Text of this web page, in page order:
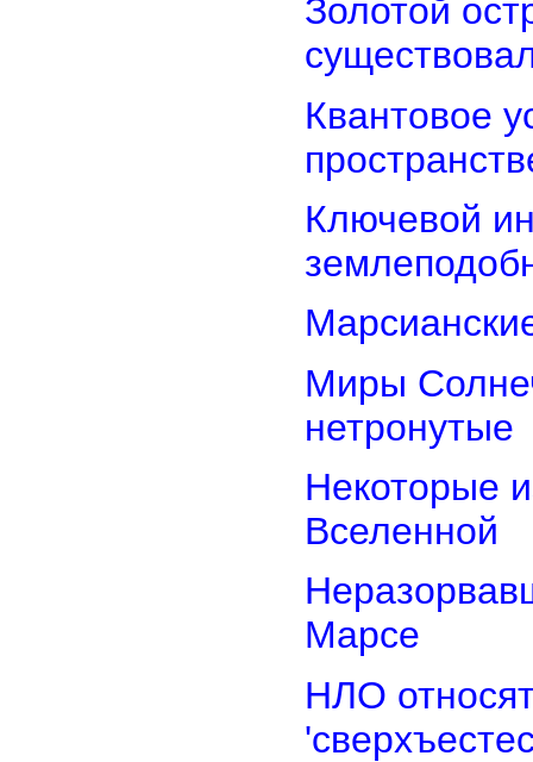
Золотой
Квантовое
Ключевой
Миры
нетронутые
Некоторые
Вселенной
Марсе
НЛО